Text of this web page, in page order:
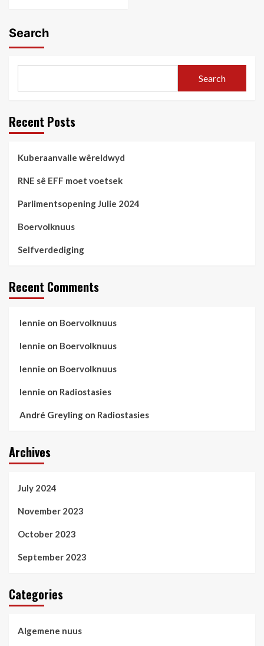
Search
Search
Recent Posts
Kuberaanvalle wêreldwyd
RNE sê EFF moet voetsek
Parlimentsopening Julie 2024
Boervolknuus
Selfverdediging
Recent Comments
lennie on Boervolknuus
lennie on Boervolknuus
lennie on Boervolknuus
lennie on Radiostasies
André Greyling on Radiostasies
Archives
July 2024
November 2023
October 2023
September 2023
Categories
Algemene nuus